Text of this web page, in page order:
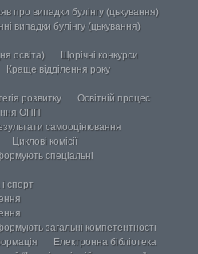
про випадки булінгу (цькування)
випадки булінгу (цькування)
освіта)
Щорічні конкурси
Краще відділення року
розвитку
Освітній процес
ОПП
самооцінювання
Циклові комісії
спеціальні
спорт
загальні компетентності
Електронна бібліотека